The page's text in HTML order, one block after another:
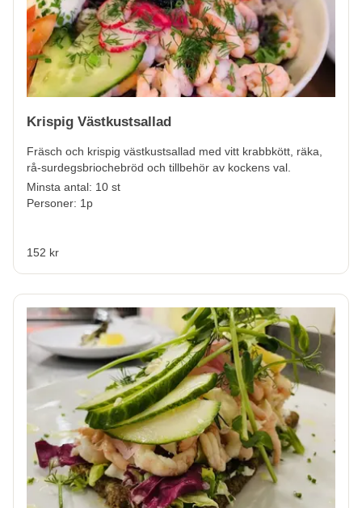
Krispig Västkustsallad
Fräsch och krispig västkustsallad med vitt krabbkött, räka,
rå-surdegsbriochebröd och tillbehör av kockens val.
Minsta antal: 10 st
Personer: 1p
152 kr